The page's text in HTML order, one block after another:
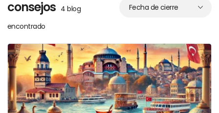
consejos 4 blog
encontrado